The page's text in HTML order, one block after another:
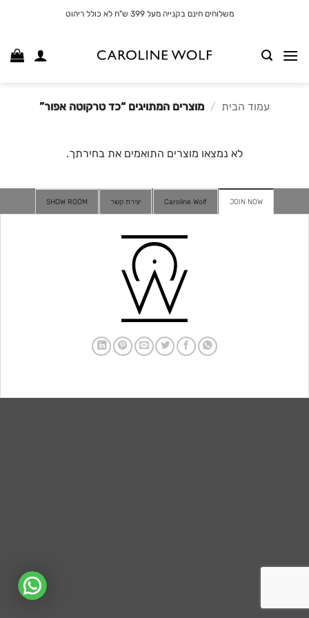
משלוחים חינם בקנייה מעל 399 ש"ח לא כולל ריהוט
עמוד הבית / מוצרים המתויגים “כד טרקוטה אפור”
לא נמצאו מוצרים התואמים את בחירתך.
JOIN NOW
Caroline Wolf יצירת קשר SHOW ROOM